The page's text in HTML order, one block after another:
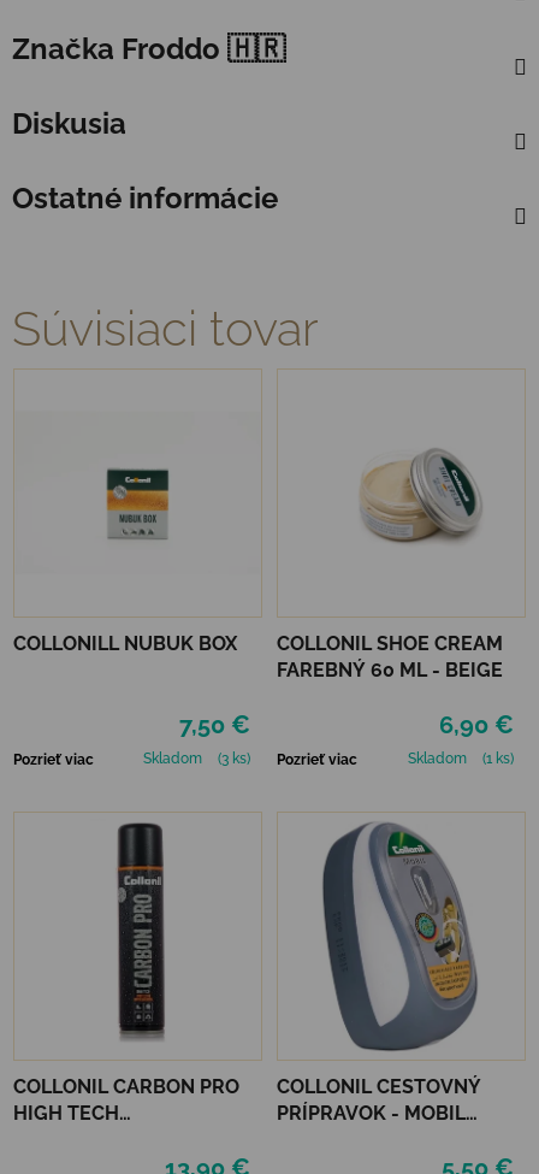
Značka Froddo 🇭🇷
Diskusia
Ostatné informácie
Súvisiaci tovar
COLLONILL NUBUK BOX
7,50 €
Pozrieť viac Skladom (3 ks)
COLLONIL SHOE CREAM
FAREBNÝ 60 ML - BEIGE
6,90 €
Pozrieť viac Skladom (1 ks)
COLLONIL CARBON PRO
HIGH TECH
13,90 €
COLLONIL CESTOVNÝ
PRÍPRAVOK - MOBIL
5,50 €